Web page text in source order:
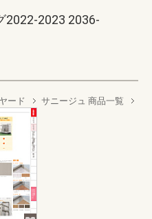
2022-2023 2036-
ード サニージュ 商品一覧